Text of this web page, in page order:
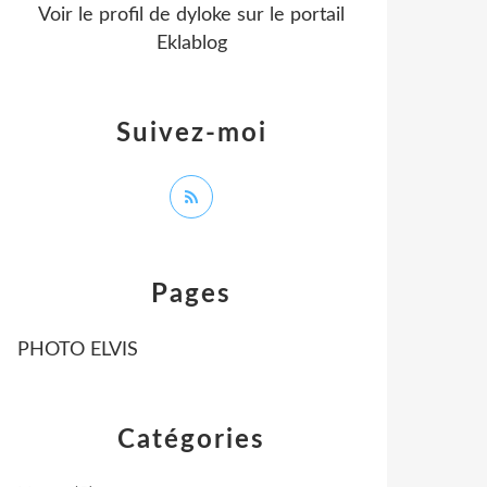
Catégories
Pages
PHOTO ELVIS
Suivez-moi
Voir le profil de dyloke sur le portail
Eklablog